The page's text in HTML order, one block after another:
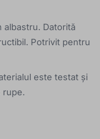
albastru. Datorită
Potrivit pentru
este testat și
rupe.